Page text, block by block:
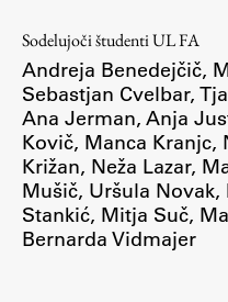
Sodelujoči študenti UL FA
Andreja Benedejčič,
Sebastjan Cvelbar,
Ana Jerman, Anja
Kovič, Manca Kranjc,
Križan, Neža Lazar,
Mušič, Uršula Novak,
Stankić, Mitja Suč,
Bernarda Vidmajer